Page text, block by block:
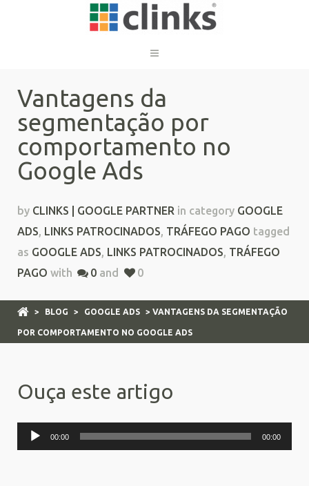
Vantagens da
segmentação por
comportamento no
Google Ads
by CLINKS | GOOGLE PARTNER in category GOOGLE
ADS, LINKS PATROCINADOS, TRÁFEGO PAGO tagged
as GOOGLE ADS, LINKS PATROCINADOS, TRÁFEGO
PAGO with 0 and 0
> BLOG > GOOGLE ADS > VANTAGENS DA SEGMENTAÇÃO
POR COMPORTAMENTO NO GOOGLE ADS
Ouça este artigo
Tocador
de
00:00 00:00